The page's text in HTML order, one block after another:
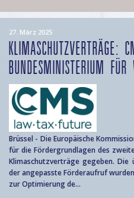
27. März 2025
KLIMASCHUTZVERTRÄGE:
BUNDESMINISTERIUM FÜR
Brüssel - Die Europäische
für die Fördergrundlagen des
Klimaschutzverträge gegeben.
der angepasste Förderaufruf
zur Optimierung de...